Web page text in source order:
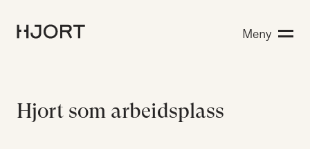
Menneskene
Karriere
Meny
Hjort som arbeidsplass